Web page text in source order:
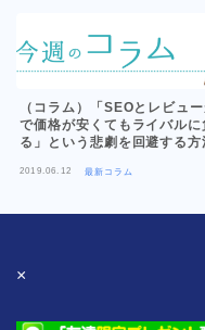
（コラム）「SEOとレビュ
で価格が安くてもライバルに
る」という悲劇を回避する方
2019.06.12 最新コラム
×